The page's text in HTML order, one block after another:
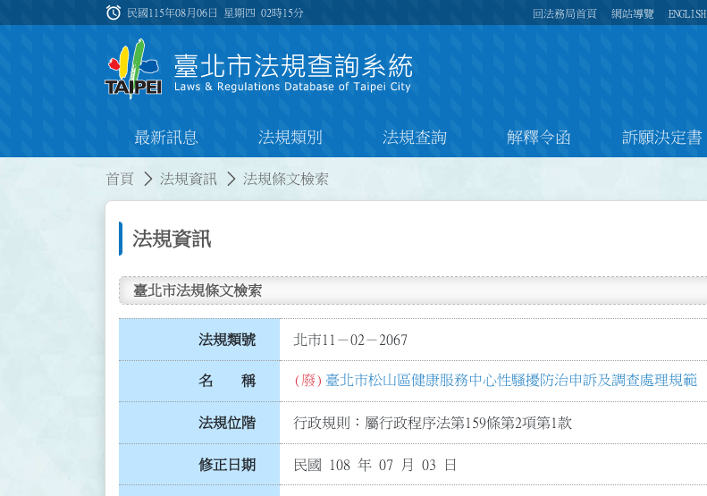
:::
alarm 民國115年08月06日 星期四02時15分 回法務局首頁 網站導覽 ENGLISH
最新訊息 法規類別 法規查詢 解釋令函 訴願決定書
首頁 法規資訊 法規條文檢索
法規資訊
臺北市法規條文檢索
法規類號 北市11－02－2067
名 稱 (廢) 臺北市松山區健康服務中心性騷擾防治申訴及調查處理規範
法規位階 行政規則：屬行政程序法第159條第2項第1款
修正日期 民國 108 年 07 月 03 日